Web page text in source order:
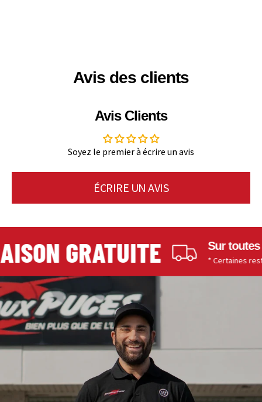
Avis des clients
Avis Clients
Soyez le premier à écrire un avis
ÉCRIRE UN AVIS
GRATUITE Sur toutes
* Certaines